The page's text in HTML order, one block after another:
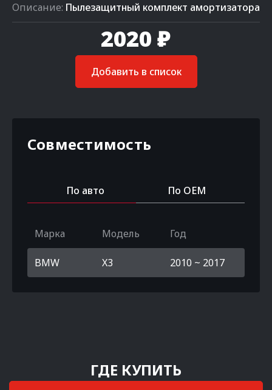
Описание: Пылезащитный комплект амортизатора
2020 ₽
Добавить в список
Совместимость
По авто По OEM
Марка Модель Год
BMW X3 2010 ~ 2017
ГДЕ КУПИТЬ